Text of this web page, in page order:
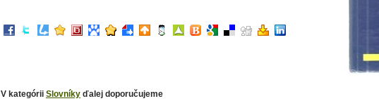
V kategórii Slovníky ďalej doporučujeme